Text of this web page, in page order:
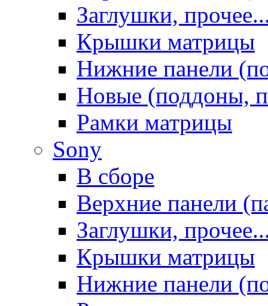
Заглушки,
Крышки матрицы
Нижние панели
Новые (поддоны,
Рамки матрицы
Sony
В сборе
Верхние панели
Заглушки,
Крышки матрицы
Нижние панели